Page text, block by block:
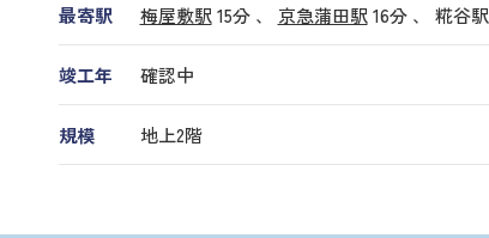
最寄駅 梅屋敷駅 15分 、 京急蒲田駅 16分 、 糀谷駅
竣工年 確認中
規模 地上2階